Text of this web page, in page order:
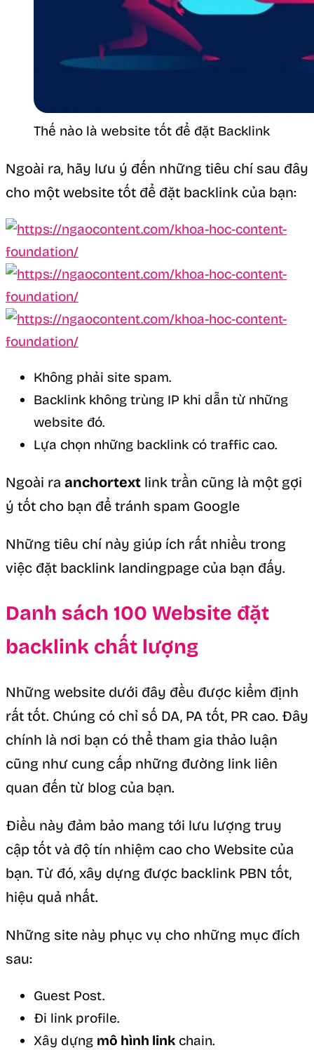
Thế nào là website tốt để đặt Backlink
Ngoài ra, hãy lưu ý đến những tiêu chí sau đây
cho một website tốt để đặt backlink của bạn:
Không phải site spam.
Backlink không trùng IP khi dẫn từ những
website đó.
Lựa chọn những backlink có traffic cao.
Ngoài ra anchortext link trần cũng là một gợi
ý tốt cho bạn để tránh spam Google
Những tiêu chí này giúp ích rất nhiều trong
việc đặt backlink landingpage của bạn đấy.
Danh sách 100 Website đặt
backlink chất lượng
Những website dưới đây đều được kiểm định
rất tốt. Chúng có chỉ số DA, PA tốt, PR cao. Đây
chính là nơi bạn có thể tham gia thảo luận
cũng như cung cấp những đường link liên
quan đến từ blog của bạn.
Điều này đảm bảo mang tới lưu lượng truy
cập tốt và độ tín nhiệm cao cho Website của
bạn. Từ đó, xây dựng được backlink PBN tốt,
hiệu quả nhất.
Những site này phục vụ cho những mục đích
sau:
Guest Post.
Đi link profile.
Xây dựng mô hình link chain.